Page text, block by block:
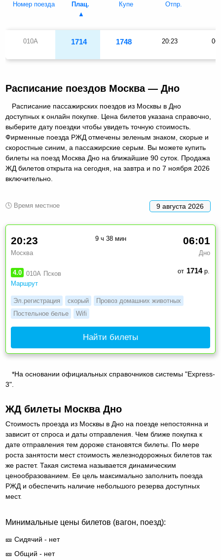
Номер поезда Плац. Купе Отпр.
010А 1714 1748 20:23
Расписание поездов Москва — Дно
Расписание пассажирских поездов из Москвы в Дно
доступных к онлайн покупке. Цена билетов указана справочно,
выберите дату поездки чтобы увидеть точную стоимость.
Фирменные поезда РЖД отмечены зеленым знаком, скорые и
скоростные синим, а пассажирские серым. Вы можете купить
билеты на поезд Москва Дно на ближайшие 90 суток. Продажа
ЖД билетов открыта на сегодня, на завтра и по 7 ноября 2026
включительно.
🕓 Время местное 9 августа 2026
4.0 010А Псков
Маршрут
20:23
Москва
06:01
Дно
9 ч 38 мин
от 1714р.
Эл.регистрация скорый
Провоз домашних животных
Постельное белье
Wifi
Найти билеты
*На основании официальных справочников системы "Express-
3".
ЖД билеты Москва Дно
Стоимость проезда из Москвы в Дно на поезде непостоянна и
зависит от спроса и даты отправления. Чем ближе покупка к
дате отправления тем дороже становятся билеты. По мере
роста занятости мест стоимость железнодорожных билетов так
же растет. Такая система называется динамическим
ценообразованием. Ее цель максимально заполнить поезда
РЖД и обеспечить наличие небольшого резерва доступных
мест.
Минимальные цены билетов (вагон, поезд):
🎫 Сидячий - нет
🎫 Общий - нет